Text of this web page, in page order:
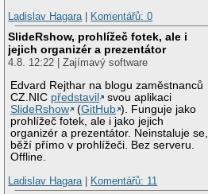
Ladislav Hagara | Komentářů: 0
SlideRshow, prohlížeč fotek, ale i
jejich organizér a prezentátor
4.8. 12:22 | Zajímavý software
Edvard Rejthar na blogu zaměstnanců
CZ.NIC představil
svou aplikaci
SlideRshow
(GitHub ). Funguje jako
prohlížeč fotek, ale i jako jejich
organizér a prezentátor. Neinstaluje se,
běží přímo v prohlížeči. Bez serveru.
Offline.
Ladislav Hagara | Komentářů: 11